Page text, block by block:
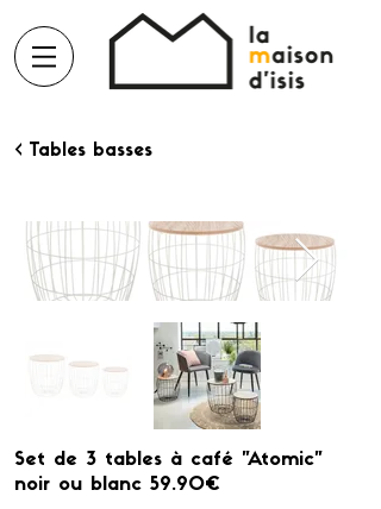
< Tables basses
Set de 3 tables à café "Atomic"
noir ou blanc 59.90€